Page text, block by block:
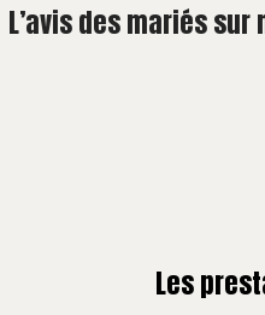
L’avis des mariés
Les